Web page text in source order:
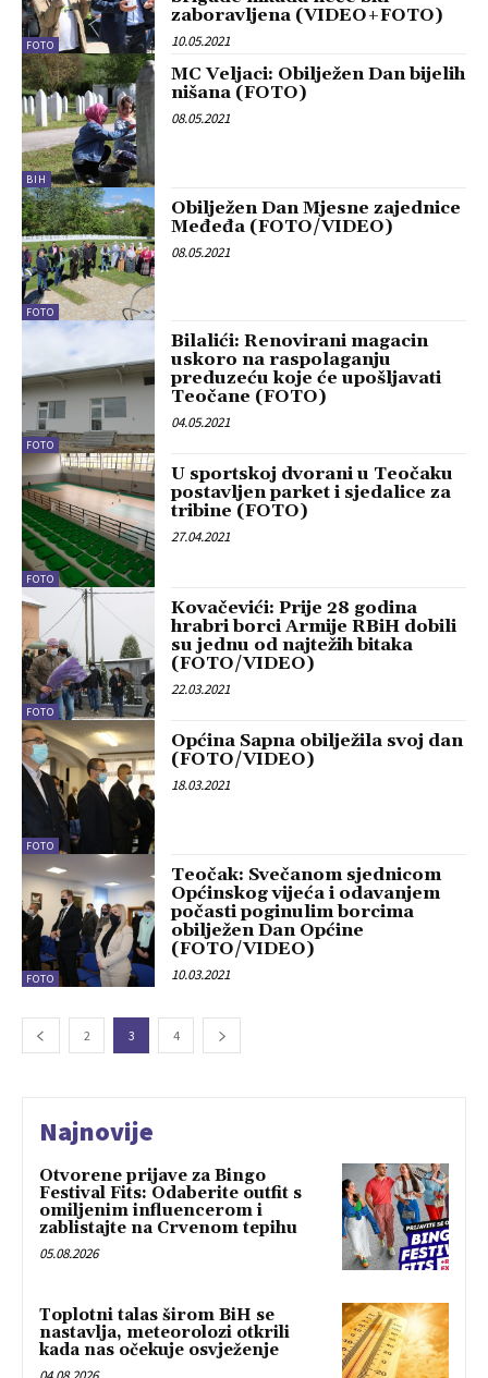
FOTO
zaboravljena (VIDEO+FOTO)
10.05.2021
BIH
MC Veljaci: Obilježen Dan bijelih
nišana (FOTO)
08.05.2021
FOTO
Obilježen Dan Mjesne zajednice
Međeđa (FOTO/VIDEO)
08.05.2021
FOTO
Bilalići: Renovirani magacin
uskoro na raspolaganju
preduzeću koje će upošljavati
Teočane (FOTO)
04.05.2021
FOTO
U sportskoj dvorani u Teočaku
postavljen parket i sjedalice za
tribine (FOTO)
27.04.2021
FOTO
Kovačevići: Prije 28 godina
hrabri borci Armije RBiH dobili
su jednu od najtežih bitaka
(FOTO/VIDEO)
22.03.2021
FOTO
Općina Sapna obilježila svoj dan
(FOTO/VIDEO)
18.03.2021
FOTO
Teočak: Svečanom sjednicom
Općinskog vijeća i odavanjem
počasti poginulim borcima
obilježen Dan Općine
(FOTO/VIDEO)
10.03.2021
2 3 4
Najnovije
Otvorene prijave za Bingo
Festival Fits: Odaberite outfit s
omiljenim influencerom i
zablistajte na Crvenom tepihu
05.08.2026
Toplotni talas širom BiH se
nastavlja, meteorolozi otkrili
kada nas očekuje osvježenje